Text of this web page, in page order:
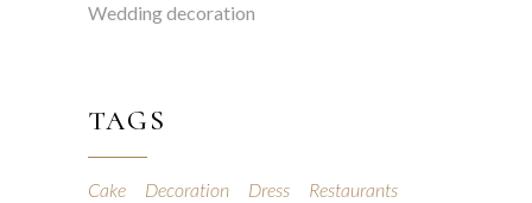
Wedding decoration
TAGS
Cake Decoration Dress
Restaurants